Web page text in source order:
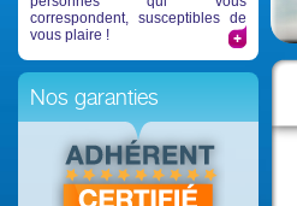
correspondent, susceptibles de
vous plaire !
Nos garanties